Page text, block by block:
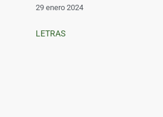
29 enero 2024
LETRAS